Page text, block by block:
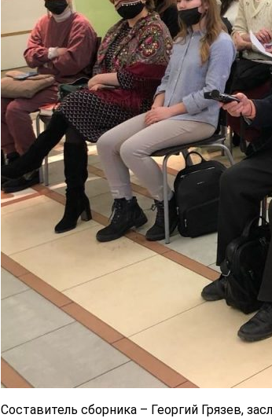
Составитель сборника – Георгий Грязев,